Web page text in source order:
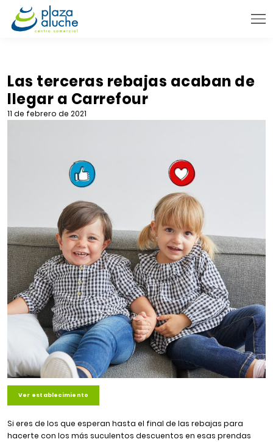
TIENDAS
VENTA TELEFÓNICA
Las terceras rebajas acaban de
llegar a Carrefour
11 de febrero de 2021
Ver establecimiento
Si eres de los que esperan hasta el final de las rebajas para
hacerte con los más suculentos descuentos en esas prendas